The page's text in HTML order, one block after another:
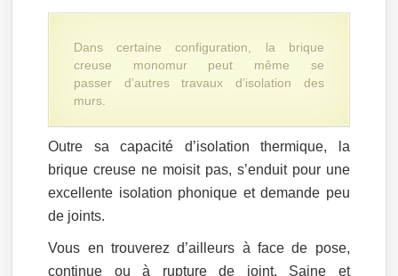
Dans certaine configuration, la brique
creuse monomur peut même se
passer d’autres travaux d’isolation des
murs.
Outre sa capacité d’isolation thermique, la
brique creuse ne moisit pas, s’enduit pour une
excellente isolation phonique et demande peu
de joints.
Vous en trouverez d’ailleurs à face de pose,
continue ou à rupture de joint. Saine et